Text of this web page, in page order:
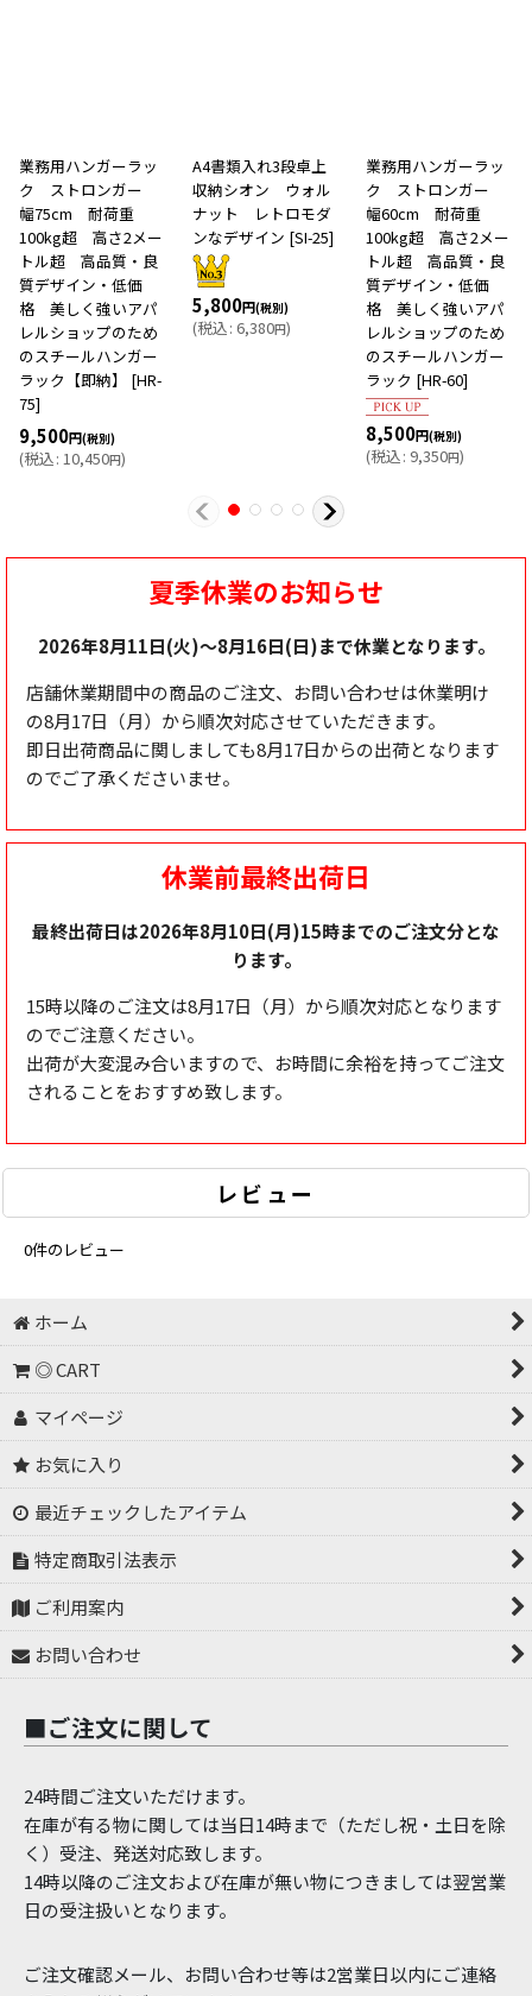
業務用ハンガーラッ
ク ストロンガー
幅75cm 耐荷重
100kg超 高さ2メー
トル超 高品質・良
質デザイン・低価
格 美しく強いアパ
レルショップのため
のスチールハンガー
ラック【即納】
[HR-
75]
9,500円(税別)
(税込: 10,450円)
A4書類入れ3段卓上
収納シオン ウォル
ナット レトロモダ
ンなデザイン [SI-25]
5,800円(税別)
(税込: 6,380円)
業務用ハンガーラッ
ク ストロンガー
幅60cm 耐荷重
100kg超 高さ2メー
トル超 高品質・良
質デザイン・低価
格 美しく強いアパ
レルショップのため
のスチールハンガー
ラック [HR-60]
8,500円(税別)
(税込: 9,350円)
夏季休業のお知らせ
2026年8月11日(火)～8月16日(日)まで休業となります。
店舗休業期間中の商品のご注文、お問い合わせは休業明け
の8月17日（月）から順次対応させていただきます。
即日出荷商品に関しましても8月17日からの出荷となります
のでご了承くださいませ。
休業前最終出荷日
最終出荷日は2026年8月10日(月)15時までのご注文分とな
ります。
15時以降のご注文は8月17日（月）から順次対応となります
のでご注意ください。
出荷が大変混み合いますので、お時間に余裕を持ってご注文
されることをおすすめ致します。
レビュー
0件のレビュー
ホーム
◎ CART
マイページ
お気に入り
最近チェックしたアイテム
特定商取引法表示
ご利用案内
お問い合わせ
■ご注文に関して
24時間ご注文いただけます。
在庫が有る物に関しては当日14時まで（ただし祝・土日を除
く）受注、発送対応致します。
14時以降のご注文および在庫が無い物につきましては翌営業
日の受注扱いとなります。
ご注文確認メール、お問い合わせ等は2営業日以内にご連絡